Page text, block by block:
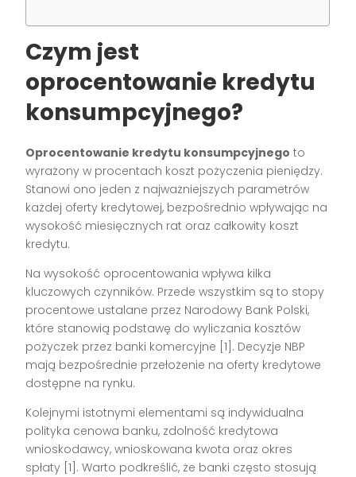
Czym jest
oprocentowanie kredytu
konsumpcyjnego?
Oprocentowanie kredytu konsumpcyjnego to
wyrażony w procentach koszt pożyczenia pieniędzy.
Stanowi ono jeden z najważniejszych parametrów
każdej oferty kredytowej, bezpośrednio wpływając na
wysokość miesięcznych rat oraz całkowity koszt
kredytu.
Na wysokość oprocentowania wpływa kilka
kluczowych czynników. Przede wszystkim są to stopy
procentowe ustalane przez Narodowy Bank Polski,
które stanowią podstawę do wyliczania kosztów
pożyczek przez banki komercyjne [1]. Decyzje NBP
mają bezpośrednie przełożenie na oferty kredytowe
dostępne na rynku.
Kolejnymi istotnymi elementami są indywidualna
polityka cenowa banku, zdolność kredytowa
wnioskodawcy, wnioskowana kwota oraz okres
spłaty [1]. Warto podkreślić, że banki często stosują